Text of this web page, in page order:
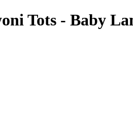
Tots - Baby